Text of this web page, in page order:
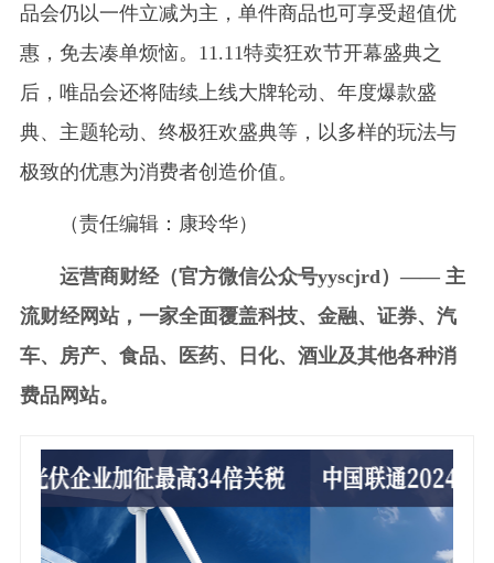
品会仍以一件立减为主，单件商品也可享受超值优
惠，免去凑单烦恼。11.11特卖狂欢节开幕盛典之
后，唯品会还将陆续上线大牌轮动、年度爆款盛
典、主题轮动、终极狂欢盛典等，以多样的玩法与
极致的优惠为消费者创造价值。
（责任编辑：康玲华）
运营商财经（官方微信公众号yyscjrd）—— 主
流财经网站，一家全面覆盖科技、金融、证券、汽
车、房产、食品、医药、日化、酒业及其他各种消
费品网站。